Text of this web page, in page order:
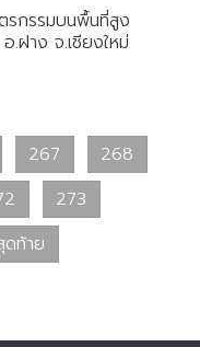
รกรรมบนพื้นที่สูง
ฝาง จ.เชียงใหม่
267
268
273
ดท้าย